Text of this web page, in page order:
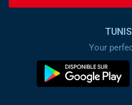
Your